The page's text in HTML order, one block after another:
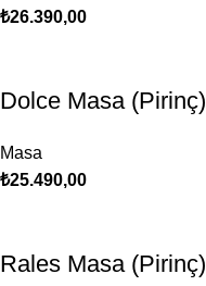
₺26.390,00
Dolce Masa (Pirinç)
Masa
₺25.490,00
Rales Masa (Pirinç)